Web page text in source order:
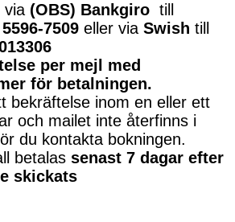
via (OBS) Bankgiro till
5596-7509 eller via Swish till
per mejl med
för betalningen.
bekräftelse inom en eller ett
och mailet inte återfinns i
du kontakta bokningen.
betalas senast 7 dagar efter
skickats